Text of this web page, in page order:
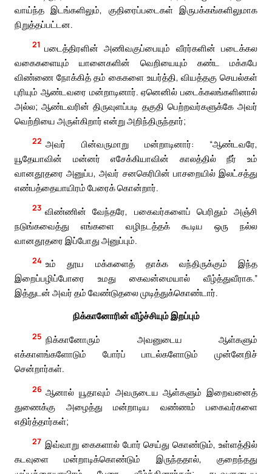
வாய்ந்த இடங்களிலும், குதிரைப்படைகள் இருபக்கங்களிலுமாக
நிறுத்தப்பட்டன.
21 படைத்திரளின் அணிவகுப்பையும் வீரர்களின் படைக்கல
வகைகளையும் யானைகளின் வெறியையும் கண்ட மக்கபே
விண்ணை நோக்கித் தம் கைகளை உயர்த்தி, வியத்தகு செயல்கள்
புரியும் ஆண்டவரை மன்றாடினார். ஏனெனில் படைக்கலங்களினால்
அல்ல; ஆண்டவரின் திருவுளப்படி தகுதி பெற்றவர்களுக்கே அவர்
வெற்றியை அருள்கிறார் என்று அறிந்திருந்தார்;
22 அவர் பின்வருமாறு மன்றாடினார்: “ஆண்டவரே,
யூதேயாவின் மன்னர் எசேக்கியாவின் காலத்தில் நீர் உம்
வானதூதரை அனுப்ப, அவர் சனகெரிபின் பாசறையில் இலட்சத்து
எண்பத்தையாயிரம் பேரைக் கொன்றார்.
23 விண்ணின் வேந்தரே, பகைவர்களைப் பெரிதும் அஞ்சி
நடுங்கவைத்து எங்களை வழிநடத்தக் கூடிய ஒரு நல்ல
வானதூதரை இப்போது அனுப்பும்.
24 உம் தூய மக்களைத் தாக்க வந்திருக்கும் இந்த
இறைப்பழிப்போரை உமது கைவன்மையால் வீழ்த்துவீராக.”
இத்துடன் அவர் தம் வேண்டுதலை முடித்துக்கொண்டார்.
நிக்கானோரின் வீழ்ச்சியும் இறப்பும்
25 நிக்கானோரும் அவனுடைய ஆள்களும்
எக்காளங்களோடும் போர்ப் பாடல்களோடும் முன்னேறிச்
சென்றார்கள்.
26 ஆனால் யூதாவும் அவருடைய ஆள்களும் இறைவனைத்
துணைக்கு அழைத்து மன்றாடிய வண்ணம் பகைவர்களை
எதிர்த்தார்கள்;
27 இவ்வாறு கைகளால் போர் செய்து கொண்டும், உள்ளத்தில்
கடவுளை மன்றாடிக்கொண்டும் இருந்ததால், குறைந்தது